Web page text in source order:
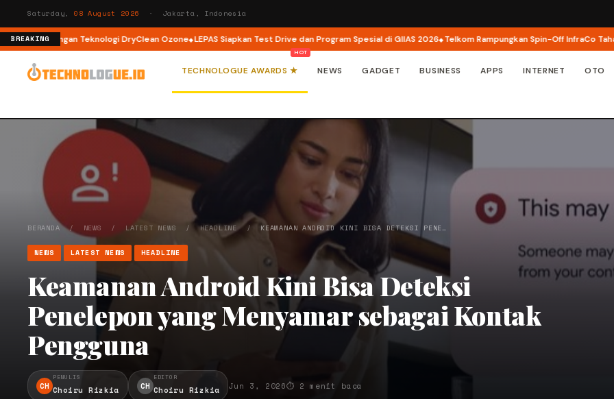
Saturday, 08 August 2026 · Jakarta, Indonesia
BREAKING
dengan Teknologi DryClean Ozone LEPAS Siapkan Test Drive dan Program Spesial di GIIAS 2026 Telkom Rampungkan Spin-Off InfraCo Tahap 2,
TECHNOLOGUE AWARDS ★ NEWS GADGET BUSINESS APPS INTERNET OTO
BERANDA/ NEWS / LATEST NEWS /HEADLINE/ KEAMANAN ANDROID KINI BISA DETEKSI PENE…
NEWS LATEST NEWS HEADLINE
Keamanan Android Kini Bisa Deteksi
Penelepon yang Menyamar sebagai Kontak
Pengguna
CH
PENULIS
Choiru Rizkia CH
EDITOR
Choiru Rizkia Jun 3, 2026⏱ 2 menit baca